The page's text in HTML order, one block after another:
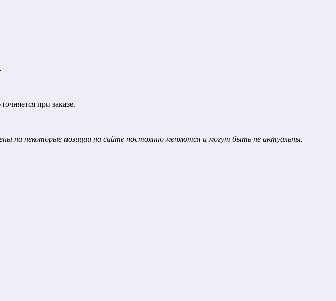
при заказе.
на некоторые позиции на сайте постоянно меняются и могут быть не актуальны.